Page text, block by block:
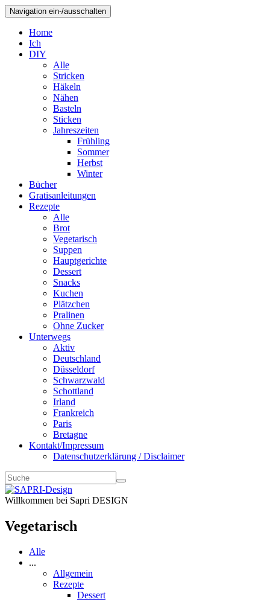
Navigation ein-/ausschalten
Home
Ich
DIY
Alle
Stricken
Häkeln
Nähen
Basteln
Sticken
Jahreszeiten
Frühling
Sommer
Herbst
Winter
Bücher
Gratisanleitungen
Rezepte
Alle
Brot
Vegetarisch
Suppen
Hauptgerichte
Dessert
Snacks
Kuchen
Plätzchen
Pralinen
Ohne Zucker
Unterwegs
Aktiv
Deutschland
Düsseldorf
Schwarzwald
Schottland
Irland
Frankreich
Paris
Bretagne
Kontakt/Impressum
Datenschutzerklärung / Disclaimer
Willkommen bei Sapri DESIGN
Vegetarisch
Alle
...
Allgemein
Rezepte
Dessert